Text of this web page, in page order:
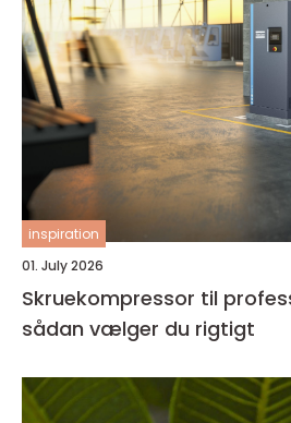
inspiration
01. July 2026
Skruekompressor til
sådan vælger du rigtigt